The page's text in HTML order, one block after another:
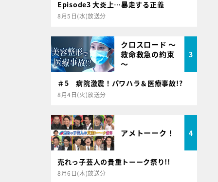
Episode3 大炎上…暴走する正義
8月5日(水)放送分
クロスロード ～
救命救急の約束
～
3
＃5 病院激震！パワハラ＆医療事故!?
8月4日(火)放送分
アメトーーク！ 4
売れっ子芸人の貴重トーーク祭り!!
8月6日(木)放送分